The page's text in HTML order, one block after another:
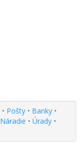
• Pošty • Banky •
Náradie • Úrady •